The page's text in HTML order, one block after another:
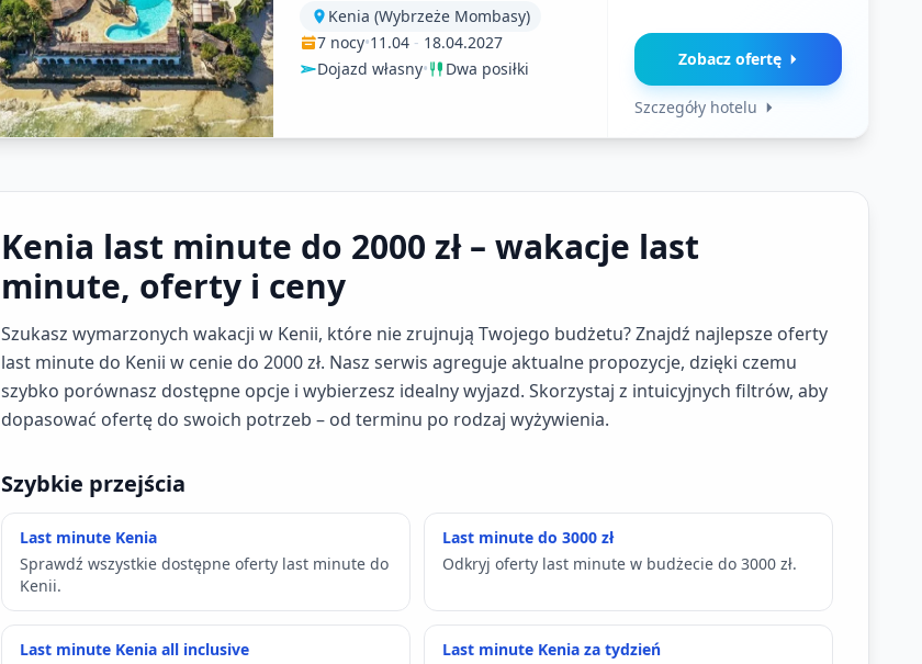
Kenia (Wybrzeże Mombasy)
7 nocy•11.04 - 18.04.2027
Dojazd własny• Dwa posiłki Zobacz ofertę
Szczegóły hotelu
Kenia last minute do 2000 zł – wakacje last
minute, oferty i ceny
Szukasz wymarzonych wakacji w Kenii, które nie zrujnują Twojego budżetu? Znajdź najlepsze oferty
last minute do Kenii w cenie do 2000 zł. Nasz serwis agreguje aktualne propozycje, dzięki czemu
szybko porównasz dostępne opcje i wybierzesz idealny wyjazd. Skorzystaj z intuicyjnych filtrów, aby
dopasować ofertę do swoich potrzeb – od terminu po rodzaj wyżywienia.
Szybkie przejścia
Last minute Kenia
Sprawdź wszystkie dostępne oferty last minute do
Kenii.
Last minute do 3000 zł
Odkryj oferty last minute w budżecie do 3000 zł.
Last minute Kenia all inclusive
Last minute Kenia za tydzień